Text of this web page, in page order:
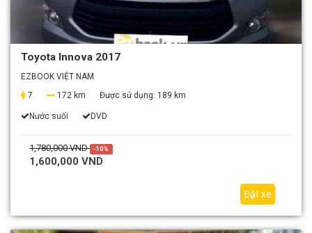
Toyota Innova 2017
EZBOOK VIỆT NAM
7
172 km Được sử dụng: 189 km
Nước suối DVD
1,780,000 VND -10%
1,600,000 VND
Đặt xe